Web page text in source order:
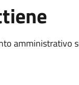
amministrativo